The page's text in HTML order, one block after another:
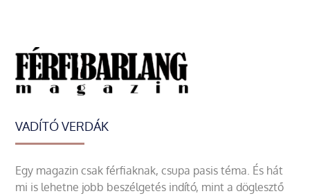
VADÍTÓ VERDÁK
Egy magazin csak férfiaknak, csupa pasis téma. És hát
mi is lehetne jobb beszélgetés indító, mint a döglesztő